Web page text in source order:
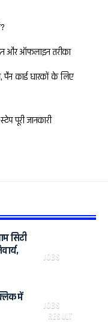
और ऑफलाइन तरीका
कार्ड धारकों के लिए
पूरी जानकारी
JOBS
सिटी
JOBS
RESULT
में